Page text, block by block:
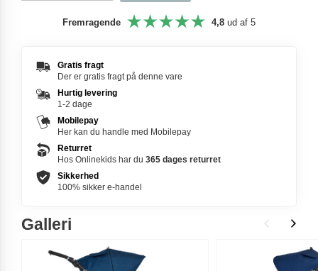
Fremragende 4,8 ud af 5
Gratis fragt
Der er gratis fragt på denne vare
Hurtig levering
1-2 dage
Mobilepay
Her kan du handle med Mobilepay
Returret
Hos Onlinekids har du 365 dages returret
Sikkerhed
100% sikker e-handel
Galleri